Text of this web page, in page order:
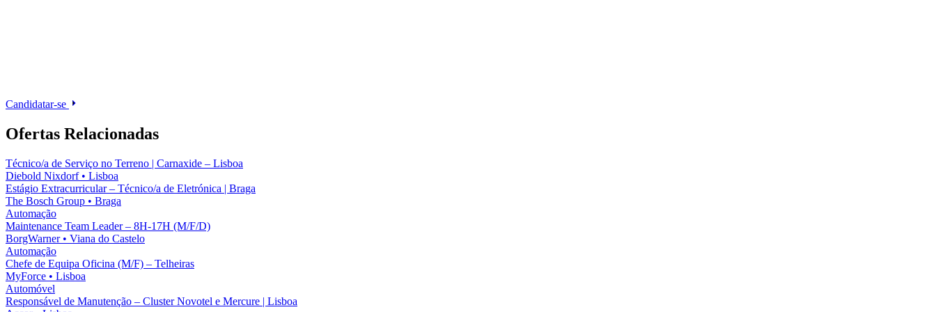
Candidatar-se
Ofertas Relacionadas
Técnico/a de Serviço no Terreno | Carnaxide – Lisboa
Diebold Nixdorf • Lisboa
Estágio Extracurricular – Técnico/a de Eletrónica | Braga
The Bosch Group • Braga
Automação
Maintenance Team Leader – 8H-17H (M/F/D)
BorgWarner • Viana do Castelo
Automação
Chefe de Equipa Oficina (M/F) – Telheiras
MyForce • Lisboa
Automóvel
Responsável de Manutenção – Cluster Novotel e Mercure | Lisboa